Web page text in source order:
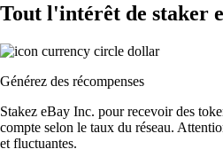
Tout l'intérêt de staker
Générez des récompenses
Stakez eBay Inc. pour recevoir des
compte selon le taux du réseau.
et fluctuantes.